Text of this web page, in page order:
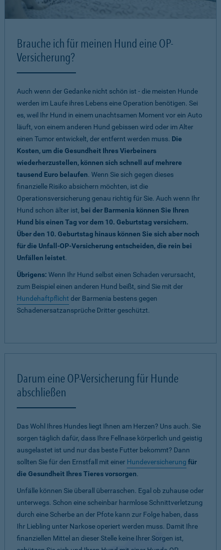
Brauche ich für meinen Hund eine OP-
Versicherung?
Auch wenn der Gedanke nicht schön ist - die meisten Hunde
werden im Laufe ihres Lebens eine Operation benötigen. Sei
es, weil Ihr Hund in einem unachtsamen Moment vor ein Auto
läuft, von einem anderen Hund gebissen wird oder im Alter
einen Tumor entwickelt, der entfernt werden muss. Die
Kosten, um die Gesundheit Ihres Vierbeiners
wiederherzustellen, können sich schnell auf mehrere
tausend Euro belaufen. Wenn Sie sich gegen dieses
finanzielle Risiko absichern möchten, ist die
Operationsversicherung genau richtig für Sie. Auch wenn Ihr
Hund schon älter ist, bei der Barmenia können Sie Ihren
Hund bis einen Tag vor dem 10. Geburtstag versichern.
Über den 10. Geburtstag hinaus können Sie sich aber noch
für die Unfall-OP-Versicherung entscheiden, die rein bei
Unfällen leistet.
Übrigens: Wenn Ihr Hund selbst einen Schaden verursacht,
zum Beispiel einen anderen Hund beißt, sind Sie mit der
Hundehaftpflicht der Barmenia bestens gegen
Schadenersatzansprüche Dritter geschützt.
Darum eine OP-Versicherung für Hunde
abschließen
Das Wohl Ihres Hundes liegt Ihnen am Herzen? Uns auch. Sie
sorgen täglich dafür, dass Ihre Fellnase körperlich und geistig
ausgelastet ist und nur das beste Futter bekommt? Dann
sollten Sie für den Ernstfall mit einer Hundeversicherung für
die Gesundheit Ihres Tieres vorsorgen.
Unfälle können Sie überall überraschen. Egal ob zuhause oder
unterwegs. Schon eine scheinbar harmlose Schnittverletzung
durch eine Scherbe an der Pfote kann zur Folge haben, dass
Ihr Liebling unter Narkose operiert werden muss. Damit Ihre
finanziellen Mittel an dieser Stelle keine Ihrer Sorgen ist,